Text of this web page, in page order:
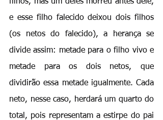
e esse filho falecido deixou dois filhos
(os netos do falecido), a herança se
divide assim: metade para o filho vivo e
metade para os dois netos, que
dividirão essa metade igualmente. Cada
neto, nesse caso, herdará um quarto do
total, pois representam a estirpe do pai